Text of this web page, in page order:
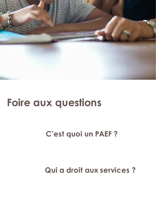
Foire aux questions
C’est quoi un PAEF ?
Qui a droit aux services ?